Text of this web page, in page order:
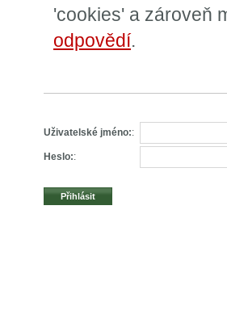
'cookies' a zároveň
odpovědí.
Uživatelské jméno::
Heslo::